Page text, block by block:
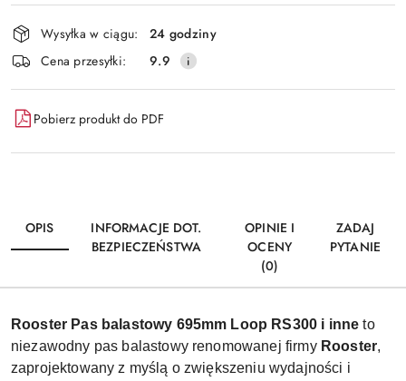
Wyślij
Dostępność
i
dostawa
Wysyłka w ciągu:
24 godziny
Cena przesyłki:
9.9
Pobierz produkt do PDF
OPIS
INFORMACJE DOT.
BEZPIECZEŃSTWA
OPINIE I
OCENY
(0)
ZADAJ
PYTANIE
Rooster Pas balastowy 695mm Loop RS300 i inne to
niezawodny pas balastowy renomowanej firmy Rooster,
zaprojektowany z myślą o zwiększeniu wydajności i